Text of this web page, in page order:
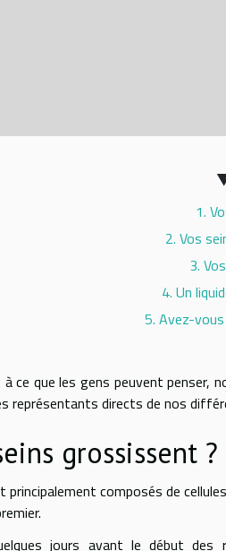
1.
2. Vos
3.
4. Un
5. Avez-
ce que les gens peuvent
représentants directs de nos
grossissent ?
principalement composés de
jours avant le début